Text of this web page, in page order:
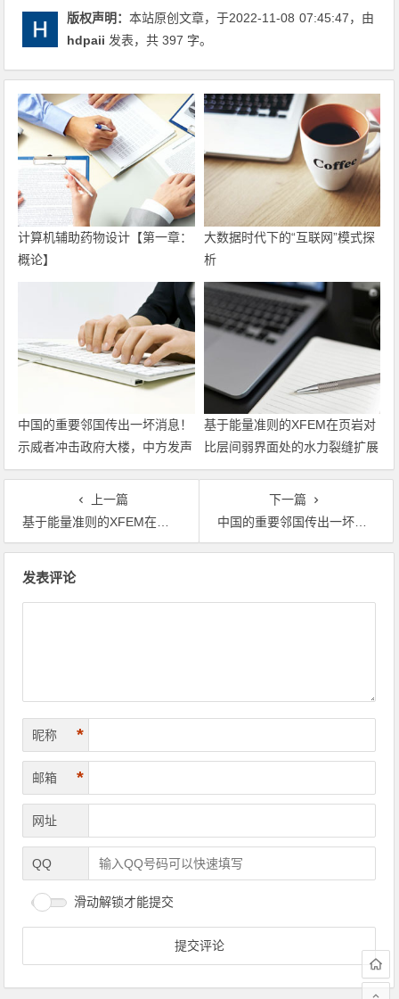
版权声明：本站原创文章，于2022-11-08 07:45:47，由
hdpaii 发表，共 397 字。
计算机辅助药物设计​【第一章：
概论】
大数据时代下的“互联网”模式探
析
中国的重要邻国传出一坏消息！
示威者冲击政府大楼，中方发声
了
基于能量准则的XFEM在页岩对
比层间弱界面处的水力裂缝扩展
上一篇
基于能量准则的XFEM在页岩对比层间弱界面处的水力裂缝扩展
下一篇
中国的重要邻国传出一坏消息！示威者冲击政府大楼，中方发声了
发表评论
昵称 *
邮箱 *
网址
QQ
滑动解锁才能提交